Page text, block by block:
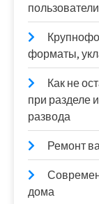
форматы,
Как не
при разделе
развода
Ремонт
дома